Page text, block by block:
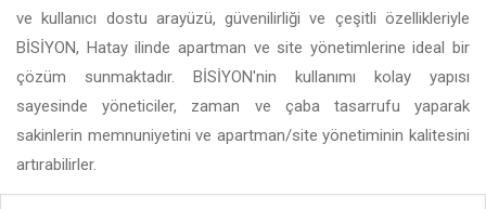
ve kullanıcı dostu arayüzü, güvenilirliği ve çeşitli özellikleriyle
BİSİYON, Hatay ilinde apartman ve site yönetimlerine ideal bir
çözüm sunmaktadır. BİSİYON'nin kullanımı kolay yapısı
sayesinde yöneticiler, zaman ve çaba tasarrufu yaparak
sakinlerin memnuniyetini ve apartman/site yönetiminin kalitesini
artırabilirler.